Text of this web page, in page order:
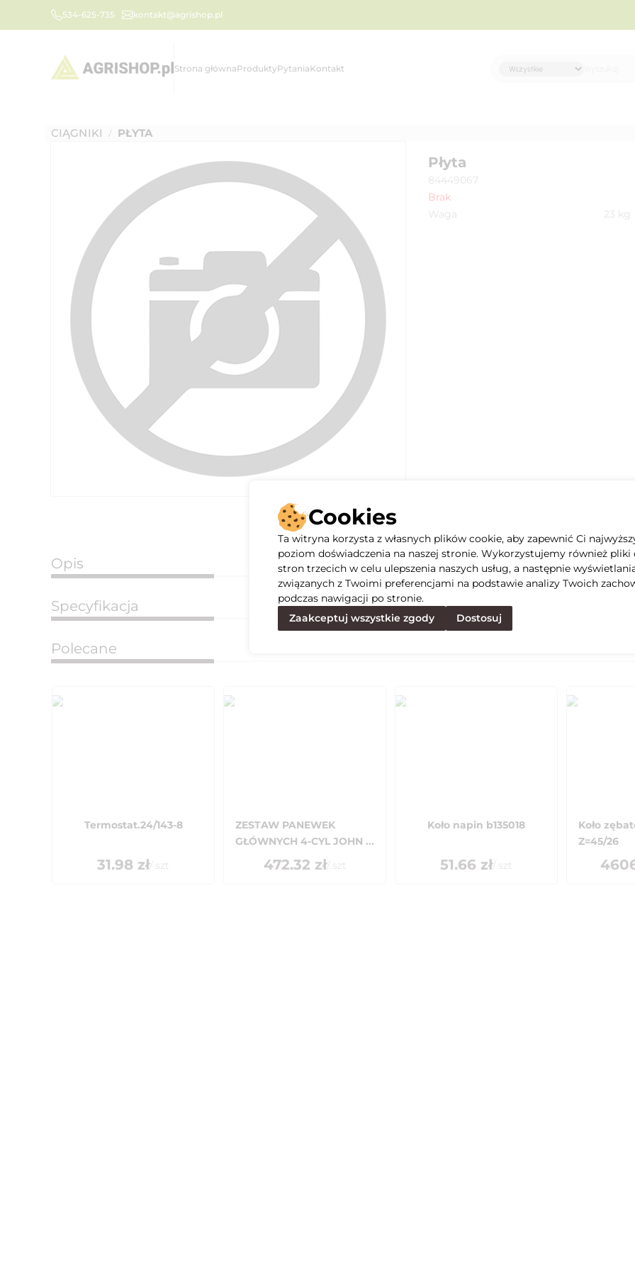
534-625-735 kontakt@agrishop.pl
Strona głównaProduktyPytaniaKontakt
CIĄGNIKI / PŁYTA
Płyta
84449067
Brak
Waga
23 kg
Opis
Specyfikacja
Polecane
Termostat.24/143-8
31.98 zł/ szt
ZESTAW PANEWEK
GŁÓWNYCH 4-CYL JOHN ...
472.32 zł/ szt
Koło napin b135018
51.66 zł/ szt
Koło
Z=45/26
Cookies
Ta witryna korzysta z własnych plików cookie, aby zapewnić Ci
poziom doświadczenia na naszej stronie. Wykorzystujemy również pliki
stron trzecich w celu ulepszenia naszych usług, a następnie
związanych z Twoimi preferencjami na podstawie analizy Twoich
podczas nawigacji po stronie.
Zaakceptuj wszystkie zgody
Dostosuj